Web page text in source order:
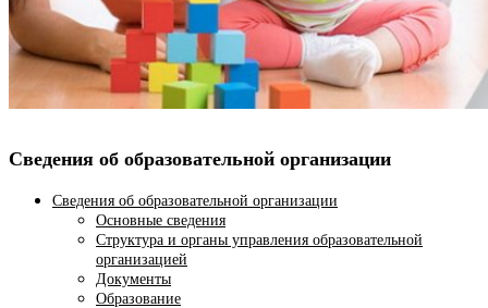
Сведения об образовательной организации
Сведения об образовательной организации
Основные сведения
Структура и органы управления образовательной
организацией
Документы
Образование